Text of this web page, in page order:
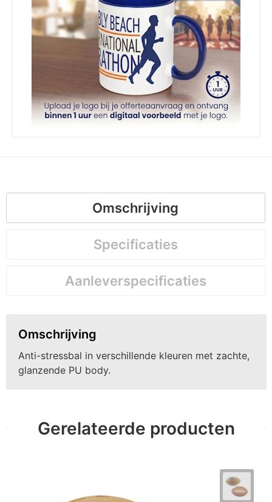
Omschrijving
Specificaties
Aanleverspecificaties
Omschrijving
Anti-stressbal in verschillende kleuren met zachte,
glanzende PU body.
Gerelateerde producten